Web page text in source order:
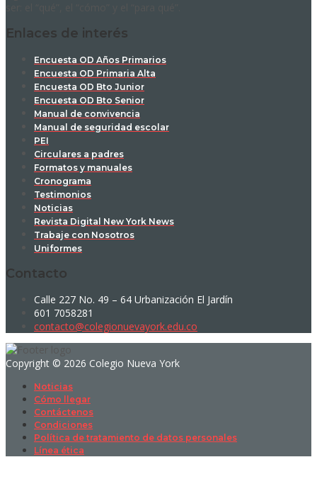
Enlaces de interés
Encuesta OD Años Primarios
Encuesta OD Primaria Alta
Encuesta OD Bto Junior
Encuesta OD Bto Senior
Manual de convivencia
Manual de seguridad escolar
PEI
Circulares a padres
Formatos y manuales
Cronograma
Testimonios
Noticias
Revista Digital New York News
Trabaje con Nosotros
Uniformes
Contacto
Calle 227 No. 49 – 64 Urbanización El Jardín
601 7058281
contacto@colegionuevayork.edu.co
Copyright © 2026 Colegio Nueva York
Noticias
Cómo llegar
Contáctenos
Condiciones
Política de tratamiento de datos personales
Línea ética